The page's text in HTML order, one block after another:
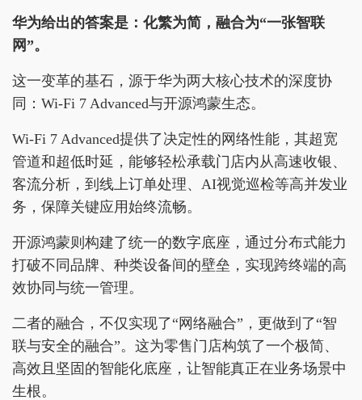
华为给出的答案是：化繁为简，融合为“一张智联
网”。
这一变革的基石，源于华为两大核心技术的深度协
同：Wi-Fi 7 Advanced与开源鸿蒙生态。
Wi-Fi 7 Advanced提供了决定性的网络性能，其超宽
管道和超低时延，能够轻松承载门店内从高速收银、
客流分析，到线上订单处理、AI视觉巡检等高并发业
务，保障关键应用始终流畅。
开源鸿蒙则构建了统一的数字底座，通过分布式能力
打破不同品牌、种类设备间的壁垒，实现跨终端的高
效协同与统一管理。
二者的融合，不仅实现了“网络融合”，更做到了“智
联与安全的融合”。这为零售门店构筑了一个极简、
高效且坚固的智能化底座，让智能真正在业务场景中
生根。